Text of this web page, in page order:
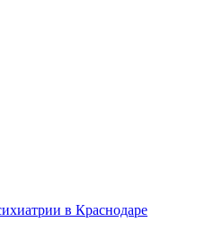
в Краснодаре